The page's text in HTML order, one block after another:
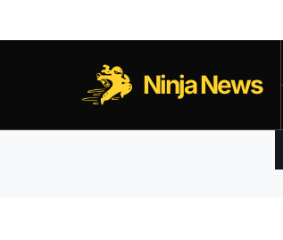
Ninja News